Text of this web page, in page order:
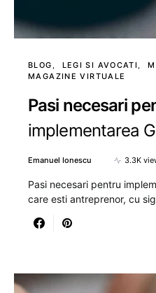
BLOG LEGI SI AVOCATI
MAGAZINE VIRTUALE
Pasi necesari
implementarea
Emanuel Ionescu 3.3K
Pasi necesari pentru
care esti antreprenor, cu